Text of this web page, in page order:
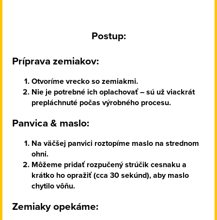
Postup:
Príprava zemiakov:
Otvoríme vrecko so zemiakmi.
Nie je potrebné ich oplachovať – sú už viackrát
prepláchnuté počas výrobného procesu.
Panvica & maslo:
Na väčšej panvici roztopíme maslo na strednom
ohni.
Môžeme pridať rozpučený strúčik cesnaku a
krátko ho opražiť (cca 30 sekúnd), aby maslo
chytilo vôňu.
Zemiaky opekáme: